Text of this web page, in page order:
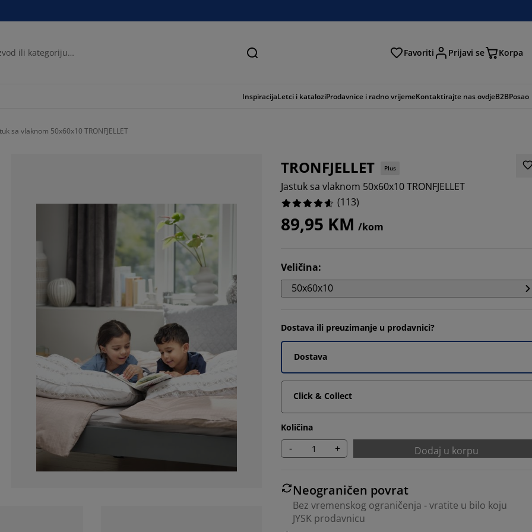
Traži Favoriti Prijavi se Korpa
InspiracijaLetci i kataloziProdavnice i radno vrijemeKontaktirajte nas ovdjeB2BPosao
sa vlaknom 50x60x10 TRONFJELLET
TRONFJELLET Plus
Jastuk sa vlaknom 50x60x10 TRONFJELLET
(113)
89,95 KM /kom
Veličina:
50x60x10
Dostava ili preuzimanje u prodavnici?
Dostava
Click & Collect
Količina
- + Dodaj u korpu
Neograničen povrat
Bez vremenskog ograničenja - vratite u bilo koju
JYSK prodavnicu
76.99115044247787%
13.274336283185843%
4.424778761061947%
2.6548672566371683%
2.6548672566371683%